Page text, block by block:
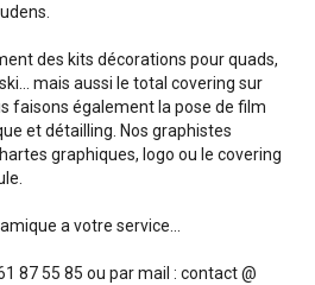
des kits décorations pour quads,
mais aussi le total covering sur
faisons également la pose de film
et détailling. Nos graphistes
graphiques, logo ou le covering
a votre service...
87 55 85 ou par mail : contact @